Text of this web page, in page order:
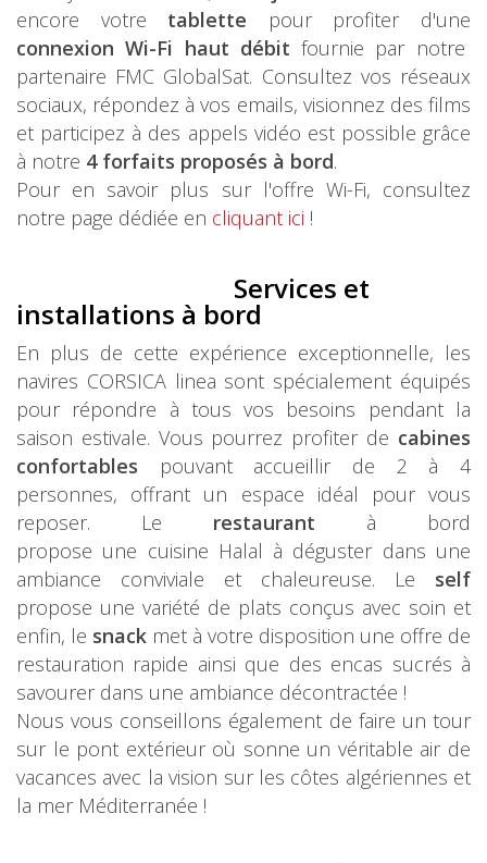
encore votre tablette pour profiter d'une
connexion Wi-Fi haut débit fournie par notre
partenaire FMC GlobalSat. Consultez vos réseaux
sociaux, répondez à vos emails, visionnez des films
et participez à des appels vidéo est possible grâce
à notre 4 forfaits proposés à bord.
Pour en savoir plus sur l'offre Wi-Fi, consultez
notre page dédiée en cliquant ici !
Services et
installations à bord
En plus de cette expérience exceptionnelle, les
navires CORSICA linea sont spécialement équipés
pour répondre à tous vos besoins pendant la
saison estivale. Vous pourrez profiter de cabines
confortables pouvant accueillir de 2 à 4
personnes, offrant un espace idéal pour vous
reposer. Le restaurant à bord
propose une cuisine Halal à déguster dans une
ambiance conviviale et chaleureuse. Le self
propose une variété de plats conçus avec soin et
enfin, le snack met à votre disposition une offre de
restauration rapide ainsi que des encas sucrés à
savourer dans une ambiance décontractée !
Nous vous conseillons également de faire un tour
sur le pont extérieur où sonne un véritable air de
vacances avec la vision sur les côtes algériennes et
la mer Méditerranée !